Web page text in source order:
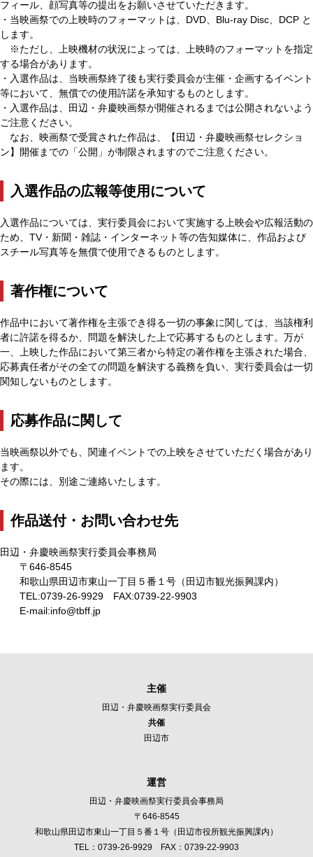
フィール、顔写真等の提出をお願いさせていただきます。
・当映画祭での上映時のフォーマットは、DVD、Blu-ray Disc、DCP と
します。
※ただし、上映機材の状況によっては、上映時のフォーマットを指定
する場合があります。
・入選作品は、当映画祭終了後も実行委員会が主催・企画するイベント
等において、無償での使用許諾を承知するものとします。
・入選作品は、田辺・弁慶映画祭が開催されるまでは公開されないよう
ご注意ください。
なお、映画祭で受賞された作品は、【田辺・弁慶映画祭セレクショ
ン】開催までの「公開」が制限されますのでご注意ください。
入選作品の広報等使用について
入選作品については、実行委員会において実施する上映会や広報活動の
ため、TV・新聞・雑誌・インターネット等の告知媒体に、作品および
スチール写真等を無償で使用できるものとします。
著作権について
作品中において著作権を主張でき得る一切の事象に関しては、当該権利
者に許諾を得るか、問題を解決した上で応募するものとします。万が
一、上映した作品において第三者から特定の著作権を主張された場合、
応募責任者がその全ての問題を解決する義務を負い、実行委員会は一切
関知しないものとします。
応募作品に関して
当映画祭以外でも、関連イベントでの上映をさせていただく場合があり
ます。
その際には、別途ご連絡いたします。
作品送付・お問い合わせ先
田辺・弁慶映画祭実行委員会事務局
〒646-8545
和歌山県田辺市東山一丁目５番１号（田辺市観光振興課内）
TEL:0739-26-9929 FAX:0739-22-9903
E-mail:info@tbff.jp
主催
田辺・弁慶映画祭実行委員会
共催
田辺市
運営
田辺・弁慶映画祭実行委員会事務局
〒646-8545
和歌山県田辺市東山一丁目５番１号（田辺市役所観光振興課内）
TEL： 0739-26-9929 FAX：0739-22-9903